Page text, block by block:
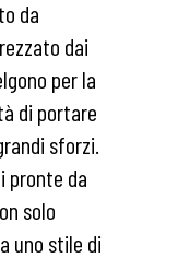
da
dai
per la
di portare
sforzi.
pronte da
solo
uno stile di